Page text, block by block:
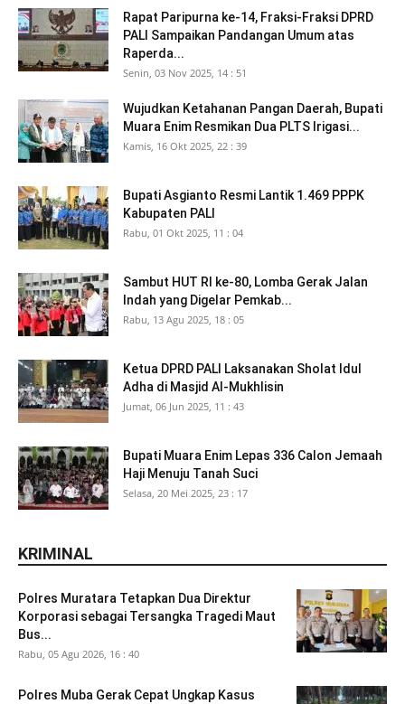
Rapat Paripurna ke-14, Fraksi-Fraksi DPRD
PALI Sampaikan Pandangan Umum atas
Raperda...
Senin, 03 Nov 2025, 14 : 51
Wujudkan Ketahanan Pangan Daerah, Bupati
Muara Enim Resmikan Dua PLTS Irigasi...
Kamis, 16 Okt 2025, 22 : 39
Bupati Asgianto Resmi Lantik 1.469 PPPK
Kabupaten PALI
Rabu, 01 Okt 2025, 11 : 04
Sambut HUT RI ke-80, Lomba Gerak Jalan
Indah yang Digelar Pemkab...
Rabu, 13 Agu 2025, 18 : 05
Ketua DPRD PALI Laksanakan Sholat Idul
Adha di Masjid Al-Mukhlisin
Jumat, 06 Jun 2025, 11 : 43
Bupati Muara Enim Lepas 336 Calon Jemaah
Haji Menuju Tanah Suci
Selasa, 20 Mei 2025, 23 : 17
KRIMINAL
Polres Muratara Tetapkan Dua Direktur
Korporasi sebagai Tersangka Tragedi Maut
Bus...
Rabu, 05 Agu 2026, 16 : 40
Polres Muba Gerak Cepat Ungkap Kasus